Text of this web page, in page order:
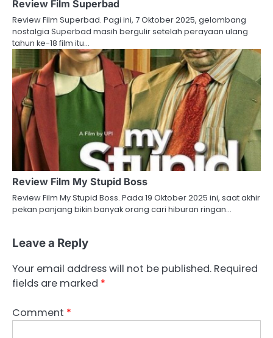
Review Film Superbad
Review Film Superbad. Pagi ini, 7 Oktober 2025, gelombang
nostalgia Superbad masih bergulir setelah perayaan ulang
tahun ke-18 film itu…
Review Film My Stupid Boss
Review Film My Stupid Boss. Pada 19 Oktober 2025 ini, saat akhir
pekan panjang bikin banyak orang cari hiburan ringan…
Leave a Reply
Your email address will not be published. Required
fields are marked *
Comment *